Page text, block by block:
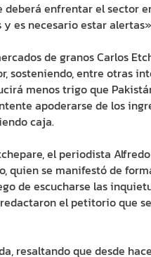
enfrentar el sector
es necesario estar
de granos Carlos
sosteniendo, entre otras
menos trigo que
apoderarse de los
caja.
el periodista
quien se manifestó de
de escucharse las
el petitorio que
resaltando que desde